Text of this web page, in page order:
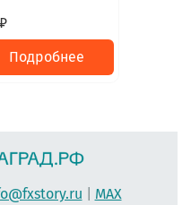
Подробнее
MAX